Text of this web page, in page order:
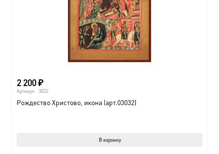
2 200₽
Артикул: 3032
Рождество Христово, икона (арт.03032)
В корзину